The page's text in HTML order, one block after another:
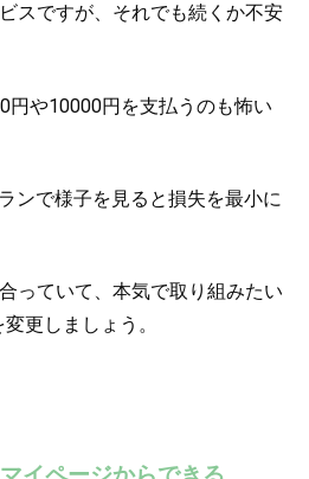
スですが、それでも続くか不安
円や10000円を支払うのも怖い
ンで様子を見ると損失を最小に
っていて、本気で取り組みたい
更しましょう。